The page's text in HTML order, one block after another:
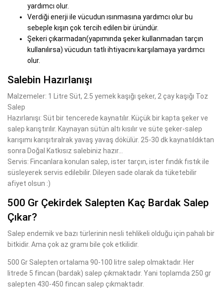
yardımcı olur.
Verdiği enerji ile vücudun ısınmasına yardımcı olur bu
sebeple kışın çok tercih edilen bir üründür.
Şekeri çıkarmadan(yapımında şeker kullanmadan tarçın
kullanılırsa) vücudun tatlı ihtiyacını karşılamaya yardımcı
olur.
Salebin Hazırlanışı
Malzemeler: 1 Litre Süt, 2.5 yemek kaşığı şeker, 2 çay kaşığı Toz
Salep
Hazırlanışı: Süt bir tencerede kaynatılır. Küçük bir kapta şeker ve
salep karıştırılır. Kaynayan sütün altı kısılır ve süte şeker-salep
karışımı karışıtıralrak yavaş yavaş dökülür. 25-30 dk kaynatıldıktan
sonra Doğal Katkısız salebiniz hazır...
Servis: Fincanlara konulan salep, ister tarçın, ister fındık fıstık ile
süsleyerek servis edilebilir. Dileyen sade olarak da tüketebilir
afiyet olsun :)
500 Gr Çekirdek Salepten Kaç Bardak Salep
Çıkar?
Salep endemik ve bazı türlerinin nesli tehlikeli olduğu için pahalı bir
bitkidir. Ama çok az gramı bile çok etkilidir.
500 Gr Salepten ortalama 90-100 litre salep olmaktadır. Her
litrede 5 fincan (bardak) salep çıkmaktadır. Yani toplamda 250 gr
salepten 430-450 fincan salep çıkmaktadır.